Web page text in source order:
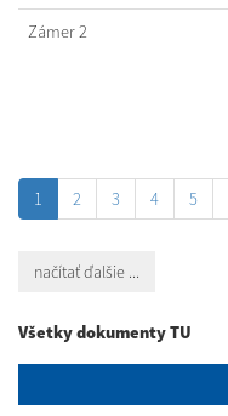
Zámer 2
1 2 3 4 5
načítať ďalšie ...
Všetky dokumenty TU